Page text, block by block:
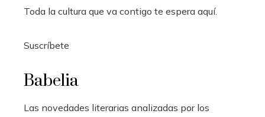
Toda la cultura que va contigo te espera aquí.
Suscríbete
Babelia
Las novedades literarias analizadas por los